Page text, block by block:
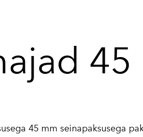
45
45 mm seinapaksusega